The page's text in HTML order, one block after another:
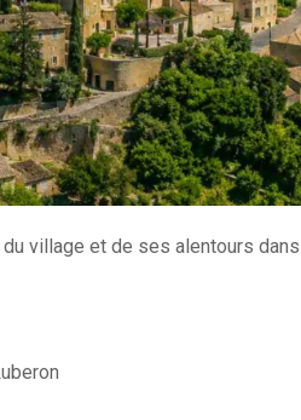
village et de ses alentours